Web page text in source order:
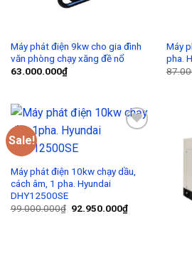
Máy phát điện 9kw cho gia đình
văn phòng chạy xăng đề nổ
63.000.000₫
Máy
pha.
Sale!
Máy phát điện 10kw chạy dầu,
cách âm, 1 pha. Hyundai
DHY12500SE
99.000.000₫ 92.950.000₫